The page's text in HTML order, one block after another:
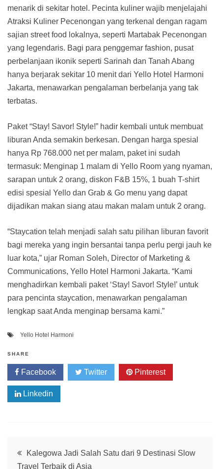
menarik di sekitar hotel. Pecinta kuliner wajib menjelajahi
Atraksi Kuliner Pecenongan yang terkenal dengan ragam
sajian street food lokalnya, seperti Martabak Pecenongan
yang legendaris. Bagi para penggemar fashion, pusat
perbelanjaan ikonik seperti Sarinah dan Tanah Abang
hanya berjarak sekitar 10 menit dari Yello Hotel Harmoni
Jakarta, menawarkan pengalaman berbelanja yang tak
terbatas.
Paket “Stay! Savor! Style!” hadir kembali untuk membuat
liburan Anda semakin berkesan. Dengan harga spesial
hanya Rp 768.000 net per malam, paket ini sudah
termasuk: Menginap 1 malam di Yello Room yang nyaman,
sarapan untuk 2 orang, diskon F&B 15%, 1 buah T-shirt
edisi spesial Yello dan Grab & Go menu yang dapat
dijadikan makan siang atau makan malam untuk 2 orang.
“Staycation telah menjadi salah satu pilihan liburan favorit
bagi mereka yang ingin bersantai tanpa perlu pergi jauh ke
luar kota,” ujar Roman Soleh, Director of Marketing &
Communications, Yello Hotel Harmoni Jakarta. “Kami
menghadirkan kembali paket ‘Stay! Savor! Style!’ untuk
para pencinta staycation, menawarkan pengalaman
lengkap saat Anda menginap bersama kami.”
Yello Hotel Harmoni
SHARE
Facebook Twitter Pinterest
Linkedin
PostKalegowa Jadi Salah Satu dari 9 Destinasi Slow
Travel Terbaik di Asia